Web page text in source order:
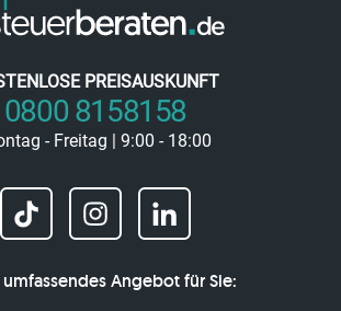
PREISAUSKUNFT
0800 8158158
- Freitag | 9:00 - 18:00
umfassendes Angebot für Sie: